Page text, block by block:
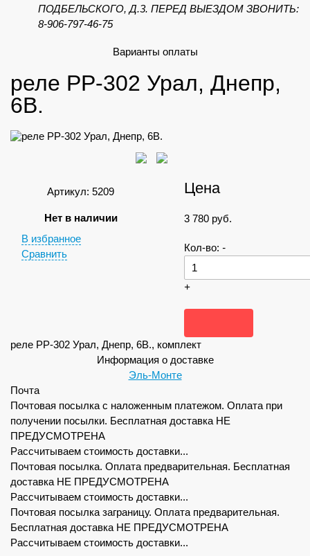
ПОДБЕЛЬСКОГО, Д.3. ПЕРЕД ВЫЕЗДОМ ЗВОНИТЬ:
8-906-797-46-75
Варианты оплаты
реле РР-302 Урал, Днепр,
6В.
Артикул: 5209
Нет в наличии
В избранное
Сравнить
Цена
3 780 руб.
Кол-во: -
+
реле РР-302 Урал, Днепр, 6В., комплект
Информация о доставке
Эль-Монте
Почта
Почтовая посылка с наложенным платежом. Оплата при
получении посылки. Бесплатная доставка НЕ
ПРЕДУСМОТРЕНА
Рассчитываем стоимость доставки...
Почтовая посылка. Оплата предварительная. Бесплатная
доставка НЕ ПРЕДУСМОТРЕНА
Рассчитываем стоимость доставки...
Почтовая посылка заграницу. Оплата предварительная.
Бесплатная доставка НЕ ПРЕДУСМОТРЕНА
Рассчитываем стоимость доставки...